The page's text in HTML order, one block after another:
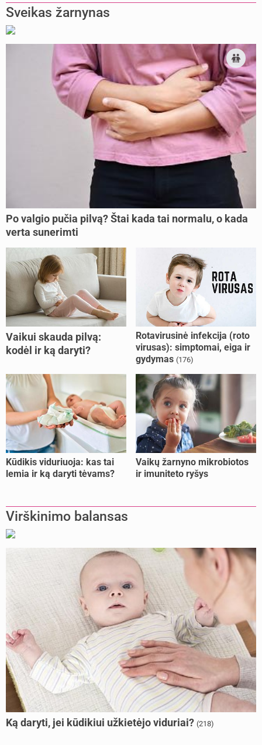
Sveikas žarnynas
Po valgio pučia pilvą? Štai kada tai normalu, o kada
verta sunerimti
Vaikui skauda pilvą:
kodėl ir ką daryti?
Rotavirusinė infekcija (roto
virusas): simptomai, eiga ir
gydymas (176)
Kūdikis viduriuoja: kas tai
lemia ir ką daryti tėvams?
Vaikų žarnyno mikrobiotos
ir imuniteto ryšys
Virškinimo balansas
Ką daryti, jei kūdikiui užkietėjo viduriai? (218)